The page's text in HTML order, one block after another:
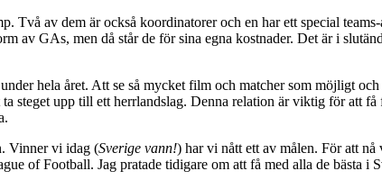
Två av dem är också koordinatorer och en har ett special
av GAs, men då står de för sina egna kostnader. Det är i
hela året. Att se så mycket film och matcher som möjligt
steget upp till ett herrlandslag. Denna relation är viktig för att
Vinner vi idag (Sverige vann!) har vi nått ett av målen. För att nå
of Football. Jag pratade tidigare om att få med alla de bästa i